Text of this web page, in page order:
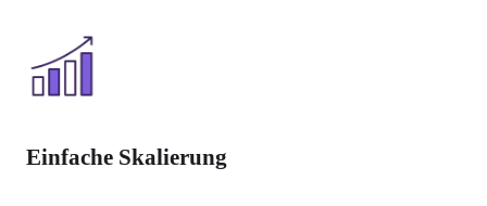
Einfache Skalierung